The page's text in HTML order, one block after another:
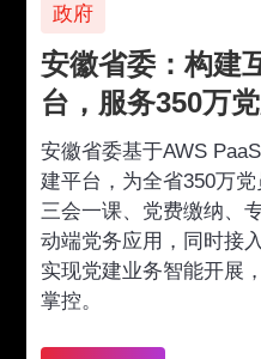
政府
安徽省委：构建
台，服务350万
安徽省委基于AWS
建平台，为全省350万党
三会一课、党费缴纳、
动端党务应用，同时接
实现党建业务智能开展
掌控。